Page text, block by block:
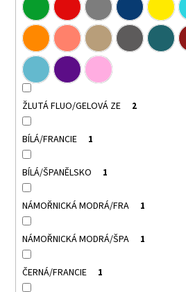
ŽLUTÁ FLUO/GELOVÁ ZE 2
BÍLÁ/FRANCIE 1
BÍLÁ/ŠPANĚLSKO 1
NÁMOŘNICKÁ MODRÁ/FRA 1
NÁMOŘNICKÁ MODRÁ/ŠPA 1
ČERNÁ/FRANCIE 1